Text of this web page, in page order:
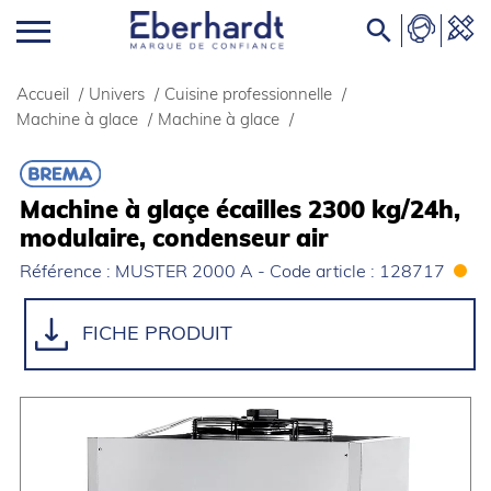

Accueil / Univers / Cuisine professionnelle /
Machine à glace / Machine à glace /
Machine à glaçe écailles 2300 kg/24h,
modulaire, condenseur air
Référence : MUSTER 2000 A - Code article : 128717
FICHE PRODUIT